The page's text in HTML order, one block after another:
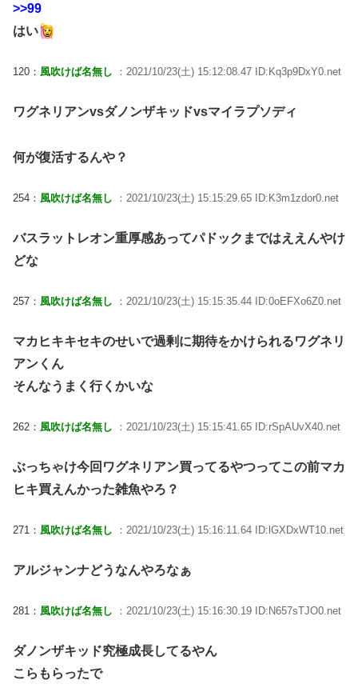
>>99
はい
120： 風吹けば名無し ：2021/10/23(土) 15:12:08.47 ID:Kq3p9DxY0.net
ワグネリアンvsダノンザキッドvsマイラプソディ
何が復活するんや？
254： 風吹けば名無し ：2021/10/23(土) 15:15:29.65 ID:K3m1zdor0.net
バスラットレオン重厚感あってパドックまではええんやけ
どな
257： 風吹けば名無し ：2021/10/23(土) 15:15:35.44 ID:0oEFXo6Z0.net
マカヒキキセキのせいで過剰に期待をかけられるワグネリ
アンくん
そんなうまく行くかいな
262： 風吹けば名無し ：2021/10/23(土) 15:15:41.65 ID:rSpAUvX40.net
ぶっちゃけ今回ワグネリアン買ってるやつってこの前マカ
ヒキ買えんかった雑魚やろ？
271： 風吹けば名無し ：2021/10/23(土) 15:16:11.64 ID:lGXDxWT10.net
アルジャンナどうなんやろなぁ
281： 風吹けば名無し ：2021/10/23(土) 15:16:30.19 ID:N657sTJO0.net
ダノンザキッド究極成長してるやん
こらもらったで